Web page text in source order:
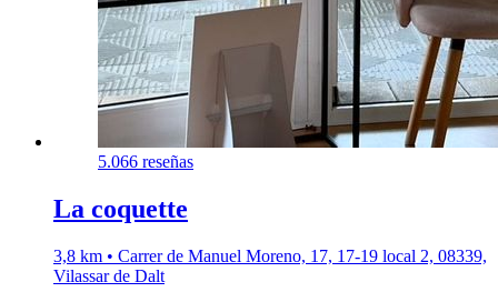
5.066 reseñas
La coquette
3,8 km • Carrer de Manuel Moreno, 17, 17-19 local 2, 08339,
Vilassar de Dalt